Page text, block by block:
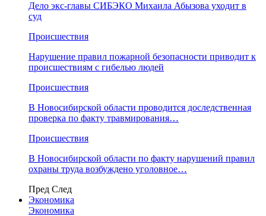
Дело экс-главы СИБЭКО Михаила Абызова уходит в
суд
Происшествия
Нарушение правил пожарной безопасности приводит к
происшествиям с гибелью людей
Происшествия
В Новосибирской области проводится доследственная
проверка по факту травмирования…
Происшествия
В Новосибирской области по факту нарушений правил
охраны труда возбуждено уголовное…
Пред След
Экономика
Экономика